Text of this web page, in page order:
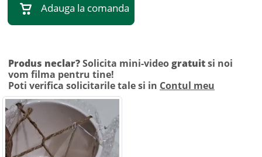
Adauga la comanda
Produs neclar?Solicita mini-video gratuitsi noi
vom filma pentru tine!
Poti verifica solicitarile tale si in Contul meu